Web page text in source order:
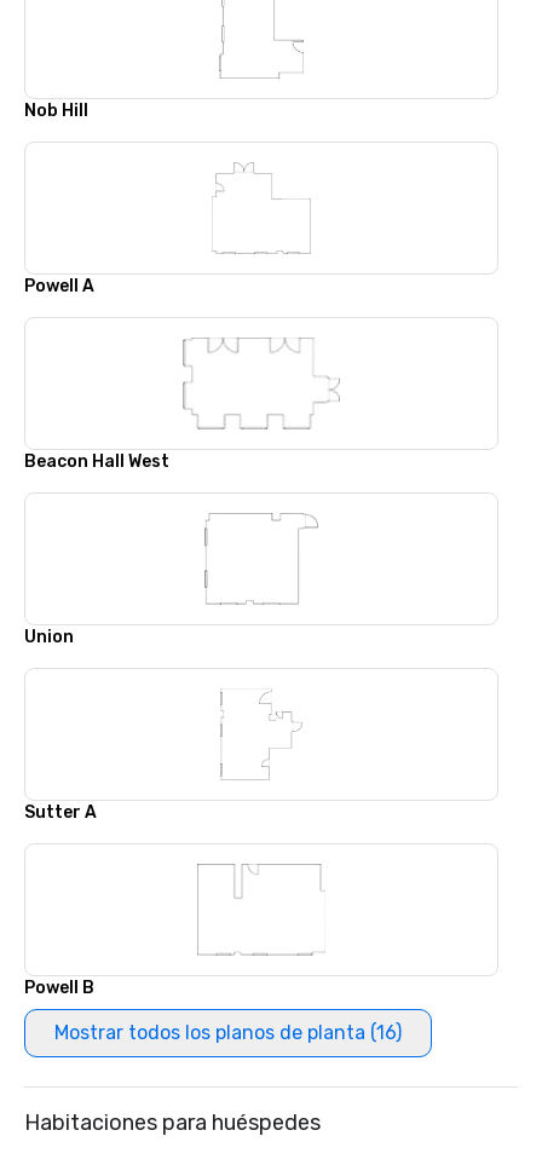
Nob Hill
Powell A
Beacon Hall West
Union
Sutter A
Powell B
Mostrar todos los planos de planta (16)
Habitaciones para huéspedes